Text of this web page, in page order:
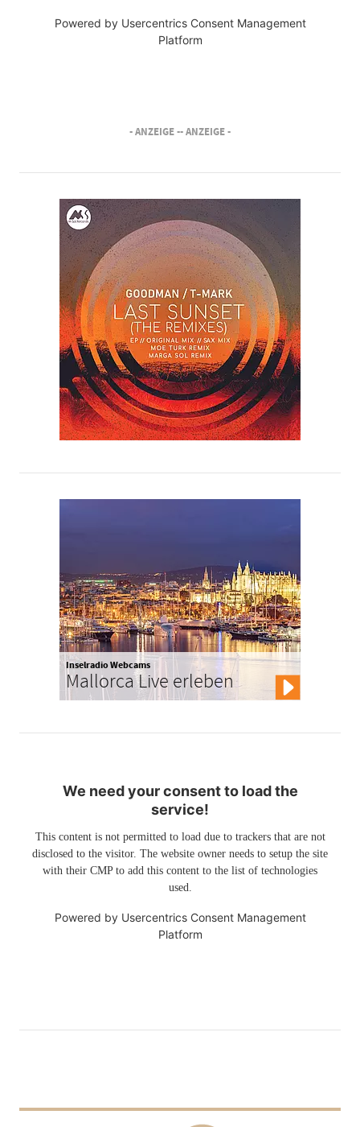
Powered by Usercentrics Consent Management
Platform
- ANZEIGE -- ANZEIGE -
Inselradio Webcams
Mallorca Live erleben
We need your consent to load the
service!
This content is not permitted to load due to trackers that are not
disclosed to the visitor. The website owner needs to setup the site
with their CMP to add this content to the list of technologies
used.
Powered by Usercentrics Consent Management
Platform